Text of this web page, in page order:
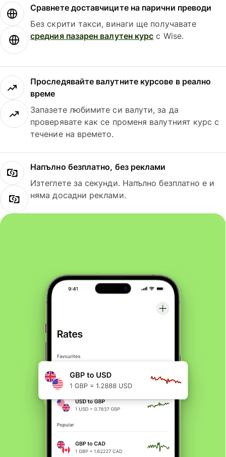
Сравнете доставчиците на парични преводи
Без скрити такси, винаги ще получавате
средния пазарен валутен курс с Wise.
Проследявайте валутните курсове в реално
време
Запазете любимите си валути, за да
проверявате как се променя валутният курс с
течение на времето.
Напълно безплатно, без реклами
Изтеглете за секунди. Напълно безплатно е и
няма досадни реклами.